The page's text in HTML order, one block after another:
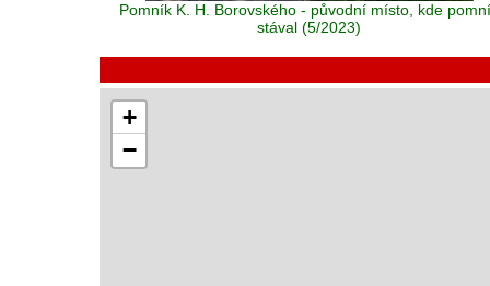
Pomník K. H. Borovského - původní místo, kde
stával (5/2023)
+
−